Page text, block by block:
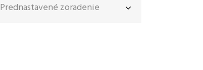
Prednastavené zoradenie